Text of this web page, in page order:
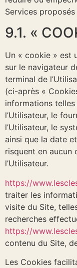
Services
9.1. «
Un « cookie » est
sur le navigateur
terminal de
(ci-après «
informations
l’Utilisateur, le
l’Utilisateur, le
ainsi que la date et
risquent en aucun
l’Utilisateur.
https://
traiter les
visite du Site,
recherches
https://
contenu du Site,
Les Cookies